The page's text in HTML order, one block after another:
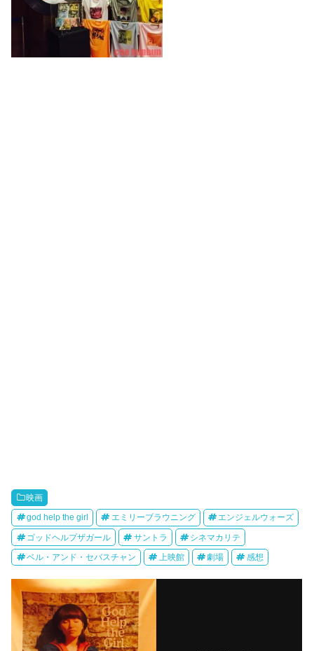
映画
god help the girl エミリーブラウニング エンジェルウォーズ
ゴッドヘルプザガール サントラ シネマカリテ
ベル・アンド・セバスチャン 上映館 劇場 感想